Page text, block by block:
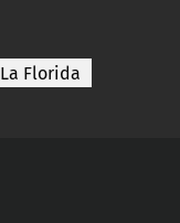
La Florida